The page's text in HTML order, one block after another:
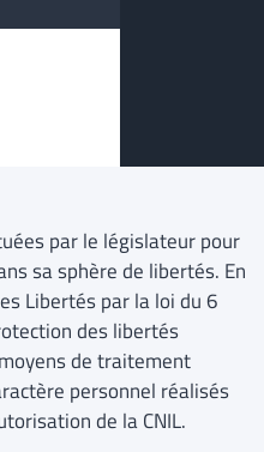
par le législateur pour
sa sphère de libertés. En
Libertés par la loi du 6
des libertés
de traitement
personnel réalisés
de la CNIL.